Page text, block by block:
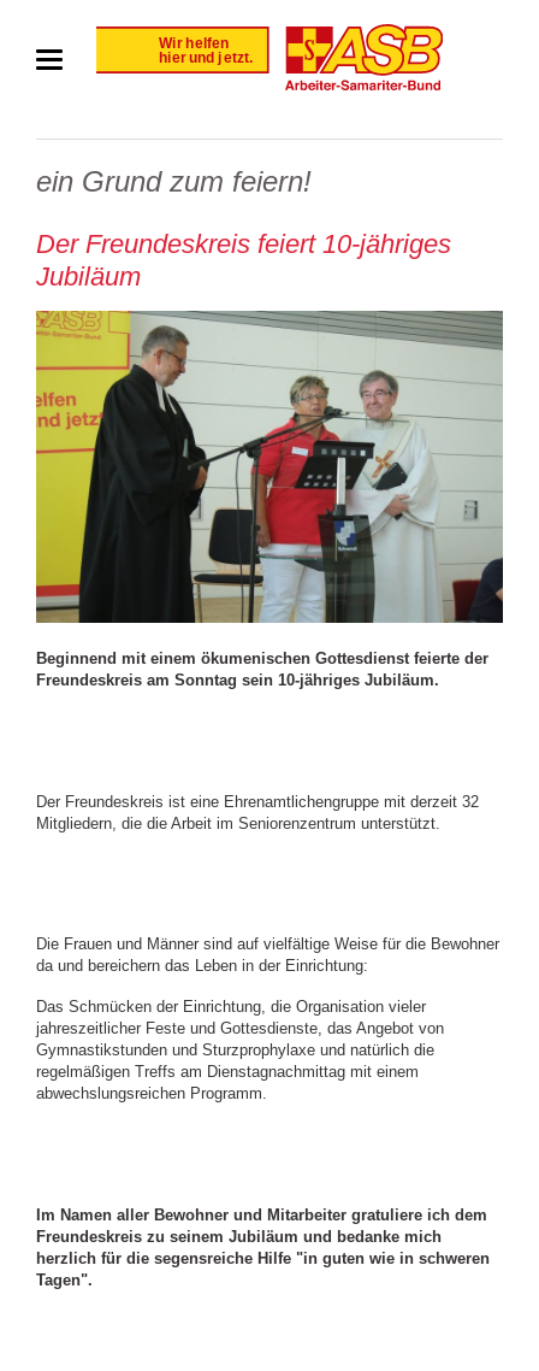
ein Grund zum feiern!
Der Freundeskreis feiert 10-jähriges
Jubiläum
Beginnend mit einem ökumenischen Gottesdienst feierte der
Freundeskreis am Sonntag sein 10-jähriges Jubiläum.
Der Freundeskreis ist eine Ehrenamtlichengruppe mit derzeit 32
Mitgliedern, die die Arbeit im Seniorenzentrum unterstützt.
Die Frauen und Männer sind auf vielfältige Weise für die Bewohner
da und bereichern das Leben in der Einrichtung:
Das Schmücken der Einrichtung, die Organisation vieler
jahreszeitlicher Feste und Gottesdienste, das Angebot von
Gymnastikstunden und Sturzprophylaxe und natürlich die
regelmäßigen Treffs am Dienstagnachmittag mit einem
abwechslungsreichen Programm.
Im Namen aller Bewohner und Mitarbeiter gratuliere ich dem
Freundeskreis zu seinem Jubiläum und bedanke mich
herzlich für die segensreiche Hilfe "in guten wie in schweren
Tagen".